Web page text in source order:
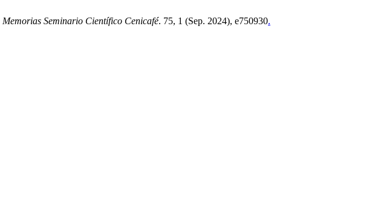
Memorias Seminario Científico Cenicafé. 75, 1 (Sep. 2024), e750930.